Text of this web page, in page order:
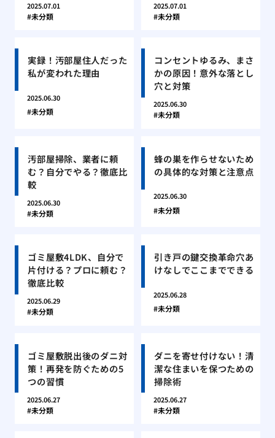
2025.07.01
未分類
2025.07.01
未分類
実録！汚部屋住人だった
私が変われた理由
2025.06.30
未分類
コンセントゆるみ、まさ
かの原因！意外な落とし
穴と対策
2025.06.30
未分類
汚部屋掃除、業者に頼
む？自分でやる？徹底比
較
2025.06.30
未分類
蜂の巣を作らせないため
の具体的な対策と注意点
2025.06.30
未分類
ゴミ屋敷4LDK、自分で
片付ける？プロに頼む？
徹底比較
2025.06.29
未分類
引き戸の鍵交換革命穴あ
けなしでここまでできる
2025.06.28
未分類
ゴミ屋敷脱出後のダニ対
策！再発を防ぐための5
つの習慣
2025.06.27
未分類
ダニを寄せ付けない！清
潔な住まいを保つための
掃除術
2025.06.27
未分類